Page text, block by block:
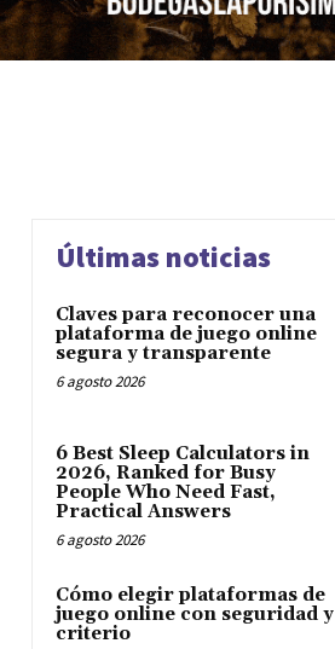
Últimas noticias
Claves para reconocer una
plataforma de juego online
segura y transparente
6 agosto 2026
6 Best Sleep Calculators in
2026, Ranked for Busy
People Who Need Fast,
Practical Answers
6 agosto 2026
Cómo elegir plataformas de
juego online con seguridad y
criterio